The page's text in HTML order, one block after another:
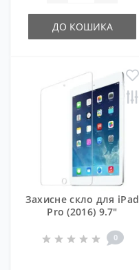
ДО КОШИКА
Захисне скло для iPad
Pro (2016) 9.7"
0